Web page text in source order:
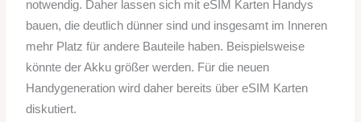
notwendig. Daher lassen sich mit eSIM Karten Handys
bauen, die deutlich dünner sind und insgesamt im Inneren
mehr Platz für andere Bauteile haben. Beispielsweise
könnte der Akku größer werden. Für die neuen
Handygeneration wird daher bereits über eSIM Karten
diskutiert.